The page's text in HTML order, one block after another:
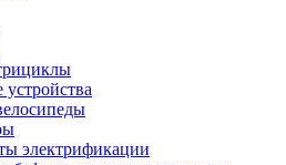
устройства
электрификации